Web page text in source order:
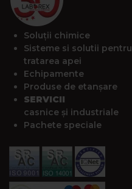
Soluții chimice
Sisteme si solutii pentru
tratarea apei
Echipamente
Produse de etanșare
SERVICII
casnice și industriale
Pachete speciale